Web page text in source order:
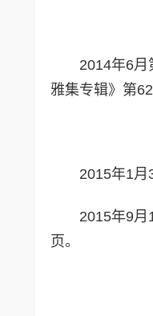
2014年6月
雅集专辑》第
2015年1月
2015年9月
页。